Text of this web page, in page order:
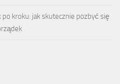
kroku: jak skutecznie pozbyć się